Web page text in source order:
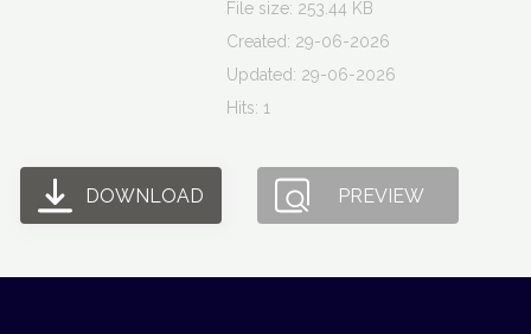
File size: 253.44 KB
Created: 29-06-2026
Updated: 29-06-2026
Hits: 1
DOWNLOAD PREVIEW